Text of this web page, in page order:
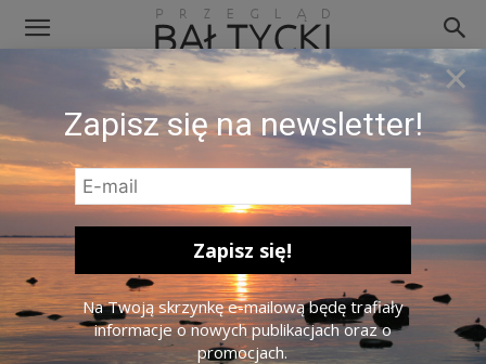
Fragment obrazu Stasysa
Eidrigevičiusa
×
Zapisz się na newsletter!
Na Twoją skrzynkę e-mailową będę trafiały
informacje o nowych publikacjach oraz o
promocjach.